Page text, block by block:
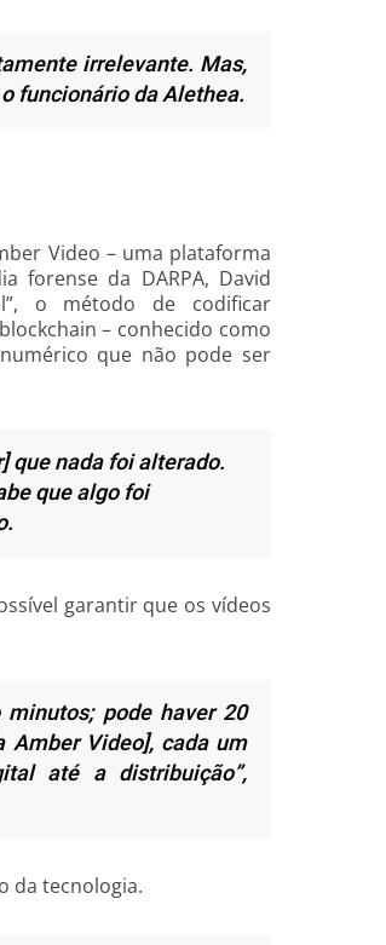
irrelevante. Mas,
funcionário da Alethea.
Video – uma plataforma
forense da DARPA, David
o método de codificar
– conhecido como
que não pode ser
que nada foi alterado.
que algo foi
garantir que os vídeos
pode haver 20
Amber Video], cada um
até a distribuição”,
da tecnologia.